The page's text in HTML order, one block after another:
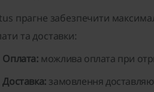
прагне забезпечити
та доставки:
Оплата: можлива оплата при
Доставка: замовлення